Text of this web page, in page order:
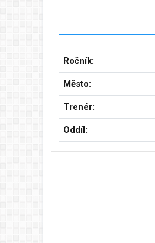
Ročník:
Město:
Trenér:
Oddíl: